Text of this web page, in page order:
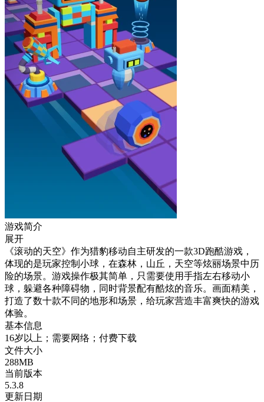
游戏简介
展开
《滚动的天空》作为猎豹移动自主研发的一款3D跑酷游戏，
体现的是玩家控制小球，在森林，山丘，天空等炫丽场景中历
险的场景。游戏操作极其简单，只需要使用手指左右移动小
球，躲避各种障碍物，同时背景配有酷炫的音乐。画面精美，
打造了数十款不同的地形和场景，给玩家营造丰富爽快的游戏
体验。
基本信息
16岁以上；需要网络；付费下载
文件大小
288MB
当前版本
5.3.8
更新日期